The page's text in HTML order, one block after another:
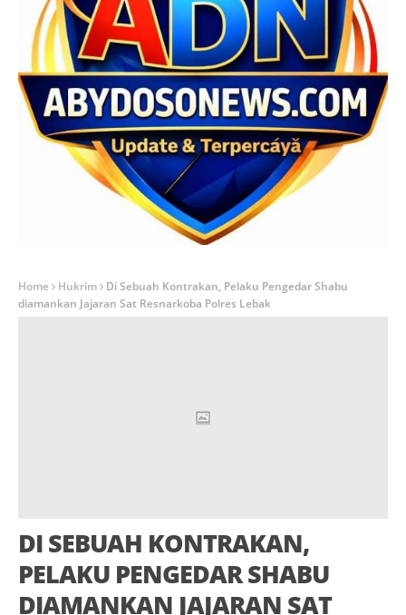
Home Hukrim
Di Sebuah Kontrakan, Pelaku Pengedar Shabu
diamankan Jajaran Sat Resnarkoba Polres Lebak
DI SEBUAH KONTRAKAN,
PELAKU PENGEDAR SHABU
DIAMANKAN JAJARAN SAT